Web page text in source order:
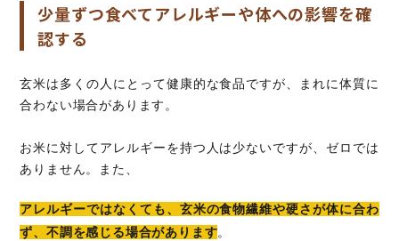
少量ずつ食べてアレルギーや体への影響を確
認する
玄米は多くの人にとって健康的な食品ですが、まれに体質に
合わない場合があります。
お米に対してアレルギーを持つ人は少ないですが、ゼロでは
ありません。また、
アレルギーではなくても、玄米の食物繊維や硬さが体に合わ
ず、不調を感じる場合があります。